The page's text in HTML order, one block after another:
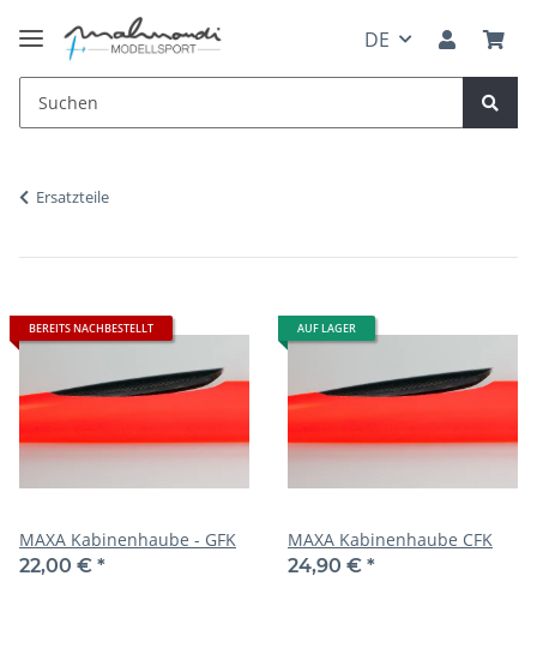
DE
Ersatzteile
BEREITS NACHBESTELLT
MAXA Kabinenhaube - GFK
22,00 € *
AUF LAGER
MAXA Kabinenhaube CFK
24,90 € *